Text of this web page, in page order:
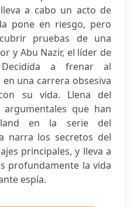
a cabo un acto de
pone en riesgo, pero
pruebas de una
y Abu Nazir, el líder de
a frenar al
una carrera obsesiva
su vida. Llena del
que han
en la serie del
narra los secretos del
principales, y lleva a
profundamente la vida
espía.